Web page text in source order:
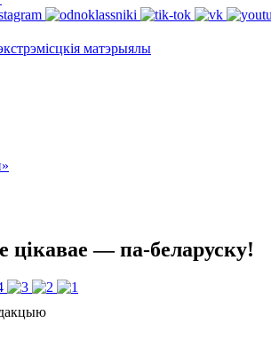
матэрыялы
цікавае — па-беларуску!